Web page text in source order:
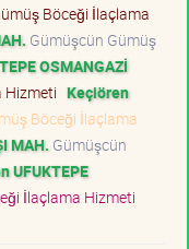
Böceği İlaçlama
Gümüşcün Gümüş
OSMANGAZİ
Hizmeti Keçiören
Böceği İlaçlama
MAH. Gümüşcün
UFUKTEPE
İlaçlama Hizmeti